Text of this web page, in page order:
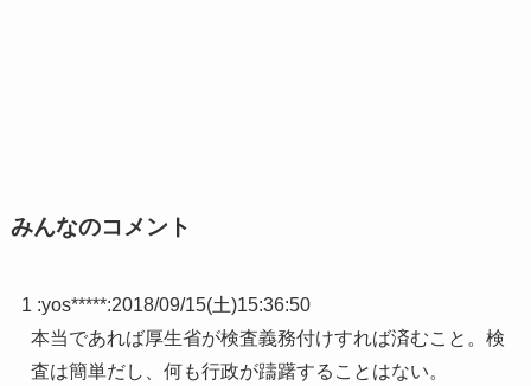
みんなのコメント
1 :yos*****:2018/09/15(土)15:36:50
本当であれば厚生省が検査義務付けすれば済むこと。検
査は簡単だし、何も行政が躊躇することはない。